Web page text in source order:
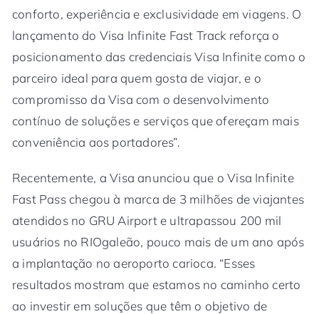
conforto, experiência e exclusividade em viagens. O
lançamento do Visa Infinite Fast Track reforça o
posicionamento das credenciais Visa Infinite como o
parceiro ideal para quem gosta de viajar, e o
compromisso da Visa com o desenvolvimento
contínuo de soluções e serviços que ofereçam mais
conveniência aos portadores”.
Recentemente, a Visa anunciou que o Visa Infinite
Fast Pass chegou à marca de 3 milhões de viajantes
atendidos no GRU Airport e ultrapassou 200 mil
usuários no RIOgaleão, pouco mais de um ano após
a implantação no aeroporto carioca. “Esses
resultados mostram que estamos no caminho certo
ao investir em soluções que têm o objetivo de